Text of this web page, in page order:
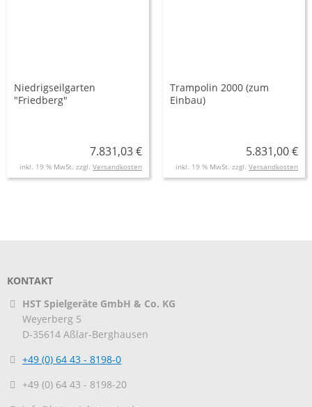
Niedrigseilgarten
"Friedberg"
7.831,03 €
inkl. 19 % MwSt. zzgl. Versandkosten
Trampolin 2000 (zum
Einbau)
5.831,00 €
inkl. 19 % MwSt. zzgl. Versandkosten
KONTAKT
HST Spielgeräte GmbH & Co. KG
Weyerberg 5
D-35614 Aßlar-Berghausen
+49 (0) 64 43 - 8198-0
+49 (0) 64 43 - 8198-20